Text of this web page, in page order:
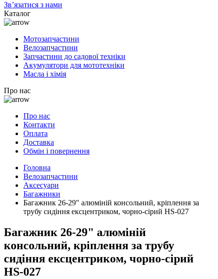
Зв’язатися з нами
Каталог
Мотозапчастини
Велозапчастини
Запчастини до садової техніки
Акумулятори для мототехніки
Масла і хімія
Про нас
Про нас
Контакти
Оплата
Доставка
Обмін і повернення
Головна
Велозапчастини
Аксесуари
Багажники
Багажник 26-29" алюміній консольний, кріплення за
трубу сидіння ексцентриком, чорно-сірий HS-027
Багажник 26-29" алюміній
консольний, кріплення за трубу
сидіння ексцентриком, чорно-сірий
HS-027